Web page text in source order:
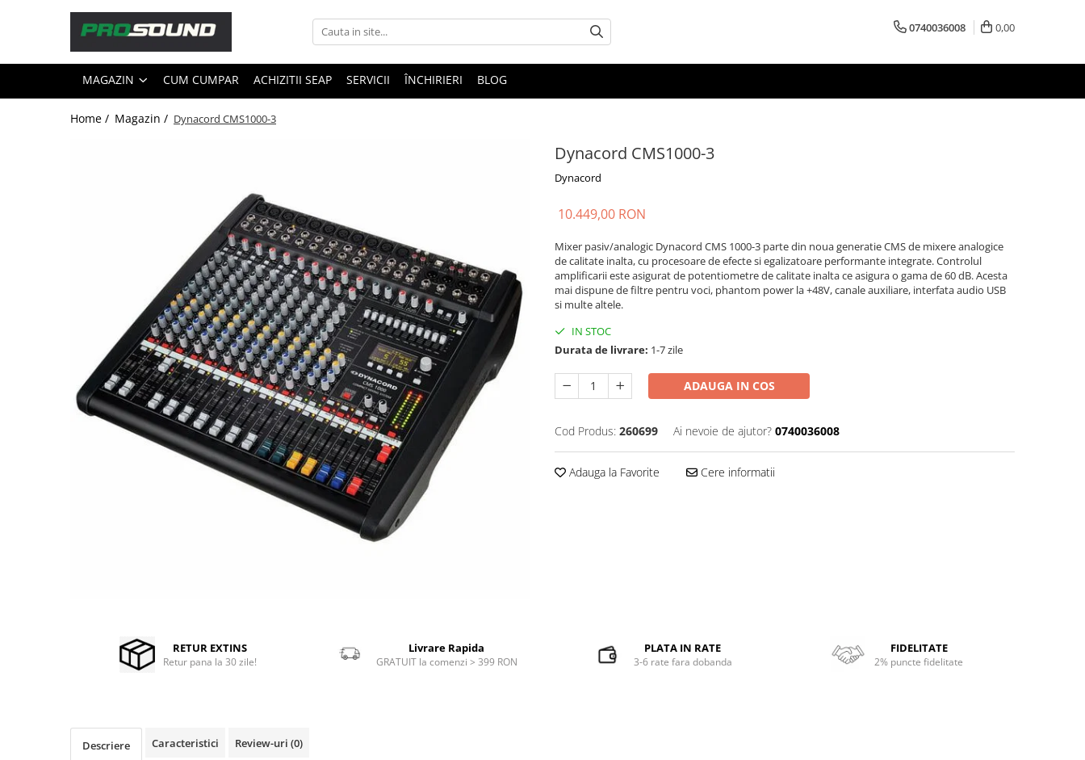
Magazin
Sonorizare / PA
Accesorii sonorizare, PA
Pickup-uri, platane & accesorii
Stabilizatoare de tensiune UPS si
Power Conditioner
Unelte Audio
Microfoane lavaliera si headset
Microfoane podcast, USB, iOS /
Microfoane pt instalatii si
0740036008 0,00
MAGAZIN CUM CUMPAR ACHIZITII SEAP SERVICII ÎNCHIRIERI BLOG
Home / Magazin / Dynacord CMS1000-3
Dynacord CMS1000-3
Dynacord
10.449,00 RON
Mixer pasiv/analogic Dynacord CMS 1000-3 parte din noua generatie CMS de mixere analogice
de calitate inalta, cu procesoare de efecte si egalizatoare performante integrate. Controlul
amplificarii este asigurat de potentiometre de calitate inalta ce asigura o gama de 60 dB. Acesta
mai dispune de filtre pentru voci, phantom power la +48V, canale auxiliare, interfata audio USB
si multe altele.
IN STOC
Durata de livrare: 1-7 zile
ADAUGA IN COS
Cod Produs: 260699 Ai nevoie de ajutor? 0740036008
Adauga la Favorite Cere informatii
RETUR EXTINS
Retur pana la 30 zile!
Livrare Rapida
GRATUIT la comenzi > 399 RON
PLATA IN RATE
3-6 rate fara dobanda
FIDELITATE
2% puncte fidelitate
Descriere Caracteristici Review-uri (0)